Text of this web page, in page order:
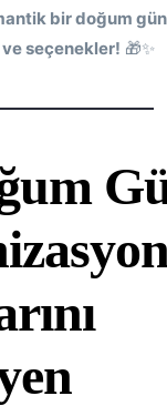
bir doğum
seçenekler! 🎁✨